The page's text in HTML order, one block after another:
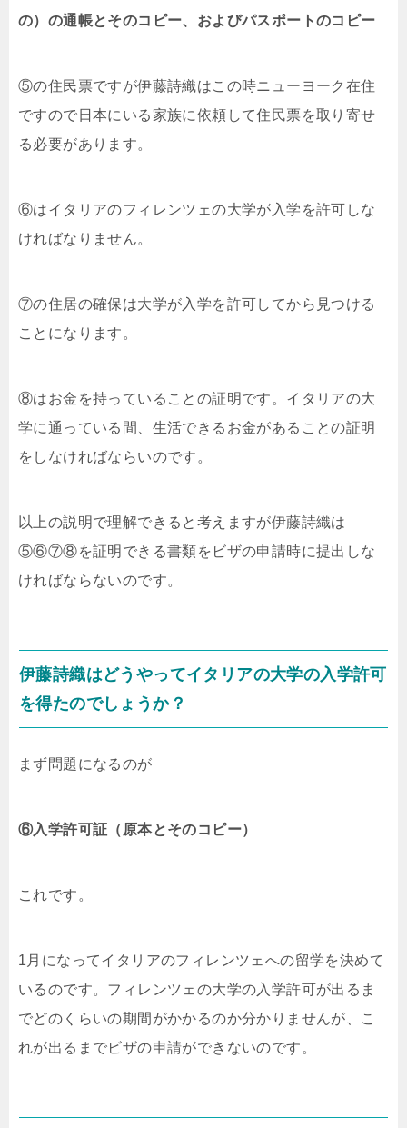
の）の通帳とそのコピー、およびパスポートのコピー
⑤の住民票ですが伊藤詩織はこの時ニューヨーク在住
ですので日本にいる家族に依頼して住民票を取り寄せ
る必要があります。
⑥はイタリアのフィレンツェの大学が入学を許可しな
ければなりません。
⑦の住居の確保は大学が入学を許可してから見つける
ことになります。
⑧はお金を持っていることの証明です。イタリアの大
学に通っている間、生活できるお金があることの証明
をしなければならいのです。
以上の説明で理解できると考えますが伊藤詩織は
⑤⑥⑦⑧を証明できる書類をビザの申請時に提出しな
ければならないのです。
伊藤詩織はどうやってイタリアの大学の入学許可
を得たのでしょうか？
まず問題になるのが
⑥入学許可証（原本とそのコピー）
これです。
1月になってイタリアのフィレンツェへの留学を決めて
いるのです。フィレンツェの大学の入学許可が出るま
でどのくらいの期間がかかるのか分かりませんが、こ
れが出るまでビザの申請ができないのです。